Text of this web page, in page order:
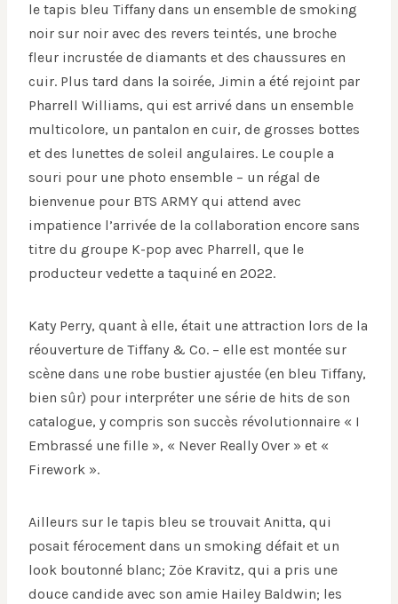
le tapis bleu Tiffany dans un ensemble de smoking
noir sur noir avec des revers teintés, une broche
fleur incrustée de diamants et des chaussures en
cuir. Plus tard dans la soirée, Jimin a été rejoint par
Pharrell Williams, qui est arrivé dans un ensemble
multicolore, un pantalon en cuir, de grosses bottes
et des lunettes de soleil angulaires. Le couple a
souri pour une photo ensemble – un régal de
bienvenue pour BTS ARMY qui attend avec
impatience l’arrivée de la collaboration encore sans
titre du groupe K-pop avec Pharrell, que le
producteur vedette a taquiné en 2022.
Katy Perry, quant à elle, était une attraction lors de la
réouverture de Tiffany & Co. – elle est montée sur
scène dans une robe bustier ajustée (en bleu Tiffany,
bien sûr) pour interpréter une série de hits de son
catalogue, y compris son succès révolutionnaire « I
Embrassé une fille », « Never Really Over » et «
Firework ».
Ailleurs sur le tapis bleu se trouvait Anitta, qui
posait férocement dans un smoking défait et un
look boutonné blanc; Zöe Kravitz, qui a pris une
douce candide avec son amie Hailey Baldwin; les